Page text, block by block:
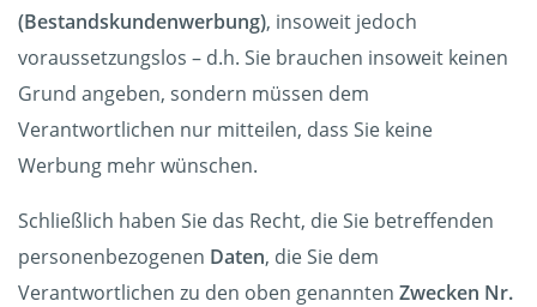
(Bestandskundenwerbung), insoweit jedoch
voraussetzungslos – d.h. Sie brauchen insoweit keinen
Grund angeben, sondern müssen dem
Verantwortlichen nur mitteilen, dass Sie keine
Werbung mehr wünschen.
Schließlich haben Sie das Recht, die Sie betreffenden
personenbezogenen Daten, die Sie dem
Verantwortlichen zu den oben genannten Zwecken Nr.